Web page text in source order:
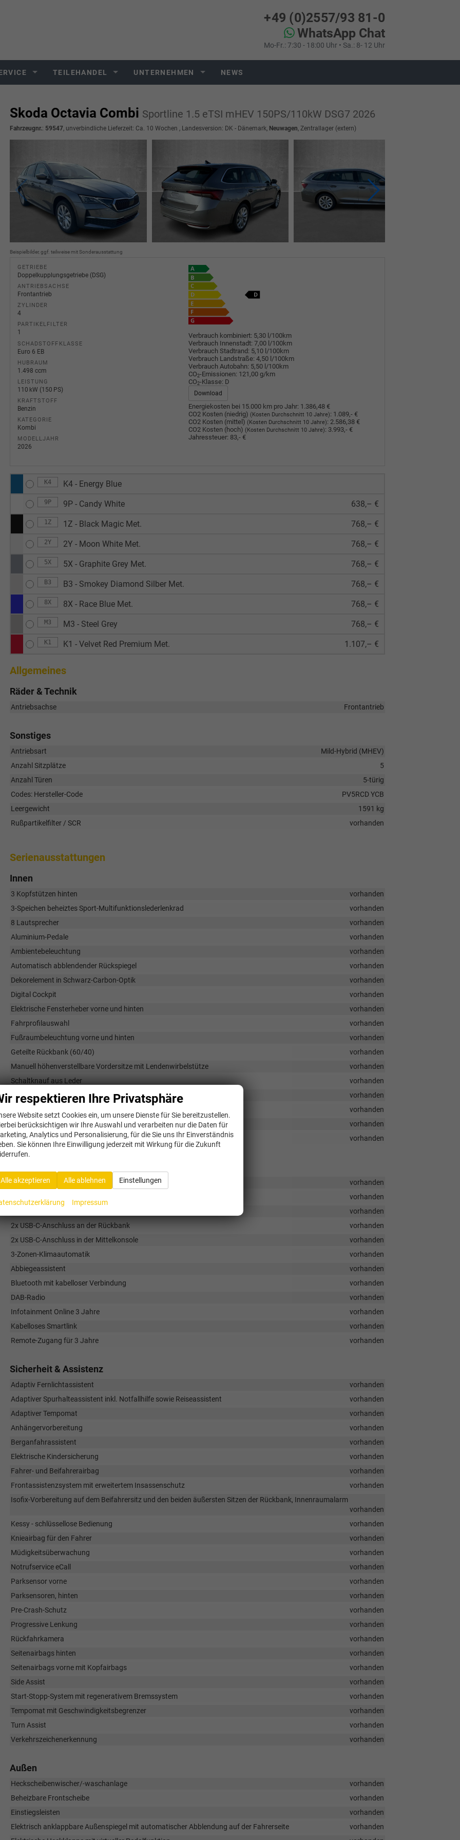
+49 (0)2557/93 81-0
WhatsApp Chat
Mo-Fr.: 7:30 - 18:00 Uhr • Sa.: 8- 12 Uhr
TEILEHANDEL UNTERNEHMEN NEWS
Skoda Octavia Combi Sportline 1.5 eTSI mHEV 150PS/110kW DSG7 2026
Fahrzeugnr.: 59547, unverbindliche Lieferzeit: Ca. 10 Wochen , Landesversion: DK - Dänemark, Neuwagen, Zentrallager (extern)
Beispielbilder, ggf. teilweise mit Sonderausstattung
GETRIEBE
Doppelkupplungsgetriebe (DSG)
ANTRIEBSACHSE
Frontantrieb
ZYLINDER
4
PARTIKELFILTER
1
SCHADSTOFFKLASSE
Euro 6 EB
HUBRAUM
1.498 ccm
LEISTUNG
110 kW (150 PS)
KRAFTSTOFF
Benzin
KATEGORIE
Kombi
MODELLJAHR
2026
Verbrauch kombiniert: 5,30 l/100km
Verbrauch Innenstadt: 7,00 l/100km
Verbrauch Stadtrand: 5,10 l/100km
Verbrauch Landstraße: 4,50 l/100km
Verbrauch Autobahn: 5,50 l/100km
CO2-Emissionen: 121,00 g/km
CO2-Klasse: D
Download
Energiekosten bei 15.000 km pro Jahr: 1.386,48 €
CO2 Kosten (niedrig) (Kosten Durchschnitt 10 Jahre): 1.089,- €
CO2 Kosten (mittel) (Kosten Durchschnitt 10 Jahre): 2.586,38 €
CO2 Kosten (hoch) (Kosten Durchschnitt 10 Jahre): 3.993,- €
Jahressteuer: 83,- €
K4 K4 - Energy Blue
9P 9P - Candy White 638,– €
1Z 1Z - Black Magic Met. 768,– €
2Y 2Y - Moon White Met. 768,– €
5X 5X - Graphite Grey Met. 768,– €
B3 B3 - Smokey Diamond Silber Met. 768,– €
8X 8X - Race Blue Met. 768,– €
M3 M3 - Steel Grey 768,– €
K1 K1 - Velvet Red Premium Met. 1.107,– €
Allgemeines
Räder & Technik
Antriebsachse Frontantrieb
Sonstiges
Antriebsart
Mild-Hybrid (MHEV)
Anzahl Sitzplätze
5
Anzahl Türen
5-türig
Codes: Hersteller-Code
PV5RCD YCB
Leergewicht
1591 kg
Rußpartikelfilter / SCR
vorhanden
Serienausstattungen
Innen
3 Kopfstützen hinten
vorhanden
3-Speichen beheiztes Sport-Multifunktionslederlenkrad
vorhanden
8 Lautsprecher
vorhanden
Aluminium-Pedale
vorhanden
Ambientebeleuchtung
vorhanden
Automatisch abblendender Rückspiegel
vorhanden
Dekorelement in Schwarz-Carbon-Optik
vorhanden
Digital Cockpit
vorhanden
Elektrische Fensterheber vorne und hinten
vorhanden
Fahrprofilauswahl
vorhanden
Fußraumbeleuchtung vorne und hinten
vorhanden
Geteilte Rückbank (60/40)
vorhanden
Manuell höhenverstellbare Vordersitze mit Lendenwirbelstütze
vorhanden
Schaltknauf aus Leder
vorhanden
Sitzheizung im Rücksitz (äußere Plätze)
vorhanden
vorhanden
Sportsitze vorne
vorhanden
Stoff-/Kunstlederbezug
vorhanden
12V Steckdose
vorhanden
vorhanden
vorhanden
2x USB-C-Anschluss an der Rückbank
vorhanden
2x USB-C-Anschluss in der Mittelkonsole
vorhanden
3-Zonen-Klimaautomatik
vorhanden
Abbiegeassistent
vorhanden
Bluetooth mit kabelloser Verbindung
vorhanden
DAB-Radio
vorhanden
Infotainment Online 3 Jahre
vorhanden
Kabelloses Smartlink
vorhanden
Remote-Zugang für 3 Jahre
vorhanden
Sicherheit & Assistenz
Adaptiv Fernlichtassistent
vorhanden
Adaptiver Spurhalteassistent inkl. Notfallhilfe sowie Reiseassistent
vorhanden
Adaptiver Tempomat
vorhanden
Anhängervorbereitung
vorhanden
Berganfahrassistent
vorhanden
Elektrische Kindersicherung
vorhanden
Fahrer- und Beifahrerairbag
vorhanden
Frontassistenzsystem mit erweitertem Insassenschutz
vorhanden
Isofix-Vorbereitung auf dem Beifahrersitz und den beiden äußersten Sitzen der Rückbank, Innenraumalarm
vorhanden
Kessy - schlüssellose Bedienung
vorhanden
Knieairbag für den Fahrer
vorhanden
Müdigkeitsüberwachung
vorhanden
Notrufservice eCall
vorhanden
Parksensor vorne
vorhanden
Parksensoren, hinten
vorhanden
Pre-Crash-Schutz
vorhanden
Progressive Lenkung
vorhanden
Rückfahrkamera
vorhanden
Seitenairbags hinten
vorhanden
Seitenairbags vorne mit Kopfairbags
vorhanden
Side Assist
vorhanden
Start-Stopp-System mit regenerativem Bremssystem
vorhanden
Tempomat mit Geschwindigkeitsbegrenzer
vorhanden
Turn Assist
vorhanden
Verkehrszeichenerkennung
vorhanden
Außen
Heckscheibenwischer/-waschanlage
vorhanden
Beheizbare Frontscheibe
vorhanden
Einstiegsleisten
vorhanden
Elektrisch anklappbare Außenspiegel mit automatischer Abblendung auf der Fahrerseite
vorhanden
respektieren Ihre Privatsphäre
Website setzt Cookies ein, um unsere Dienste für Sie bereitzustellen.
berücksichtigen wir Ihre Auswahl und verarbeiten nur die Daten für
Analytics und Personalisierung, für die Sie uns Ihr Einverständnis
Sie können Ihre Einwilligung jederzeit mit Wirkung für die Zukunft
Alle akzeptieren Alle ablehnen Einstellungen
Impressum